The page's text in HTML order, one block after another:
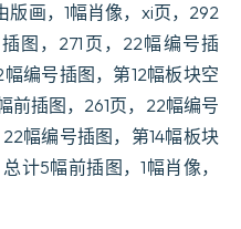
版画，1幅肖像，xi页，292
图，271页，22幅编号插
编号插图，第12幅板块空
前插图，261页，22幅编号
幅编号插图，第14幅板块
计5幅前插图，1幅肖像，